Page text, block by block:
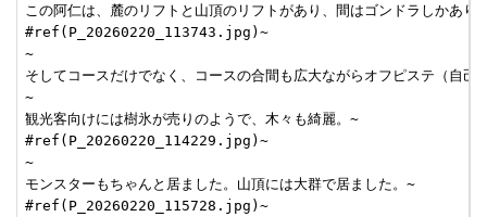
この阿仁は、麓のリフトと山頂のリフトがあり、間はゴンドラしかあ
#ref(P_20260220_113743.jpg)~
~
そしてコースだけでなく、コースの合間も広大ながらオフピステ（自
~
観光客向けには樹氷が売りのようで、木々も綺麗。~
#ref(P_20260220_114229.jpg)~
~
モンスターもちゃんと居ました。山頂には大群で居ました。~
#ref(P_20260220_115728.jpg)~